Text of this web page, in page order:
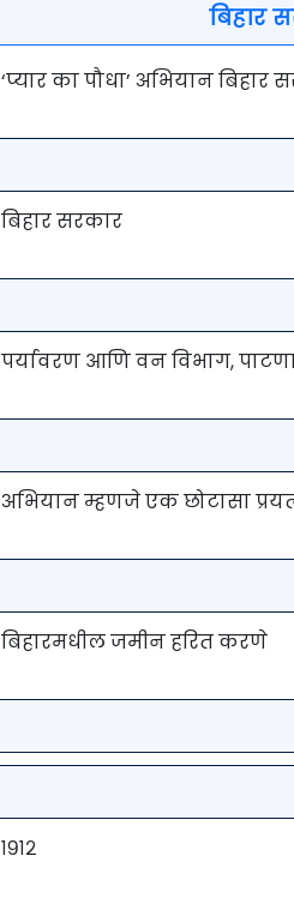
बिहार
‘प्यार का पौधा’ अभियान
बिहार सरकार
पर्यावरण आणि वन विभाग,
अभियान म्हणजे एक छोटासा
बिहारमधील जमीन हरित करणे
१९१२